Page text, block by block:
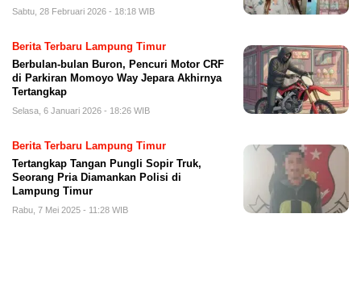
Sabtu, 28 Februari 2026 - 18:18 WIB
Berita Terbaru Lampung Timur
Berbulan-bulan Buron, Pencuri Motor CRF
di Parkiran Momoyo Way Jepara Akhirnya
Tertangkap
Selasa, 6 Januari 2026 - 18:26 WIB
Berita Terbaru Lampung Timur
Tertangkap Tangan Pungli Sopir Truk,
Seorang Pria Diamankan Polisi di
Lampung Timur
Rabu, 7 Mei 2025 - 11:28 WIB